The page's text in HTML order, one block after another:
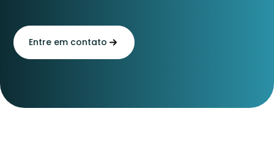
Entre em contato